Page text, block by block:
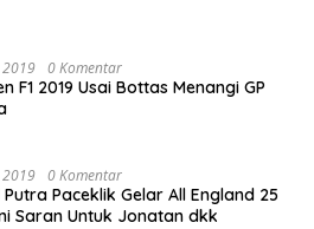
0 Komentar
F1 2019 Usai Bottas Menangi GP
0 Komentar
Paceklik Gelar All England 25
Saran Untuk Jonatan dkk